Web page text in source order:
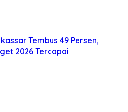
Tembus 49 Persen,
2026 Tercapai